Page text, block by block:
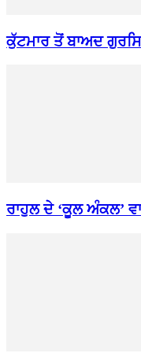
ਕੁੱਟਮਾਰ ਤੋਂ ਬਾਅਦ
ਰਾਹੁਲ ਦੇ ‘ਕੂਲ ਅੰਕਲ’